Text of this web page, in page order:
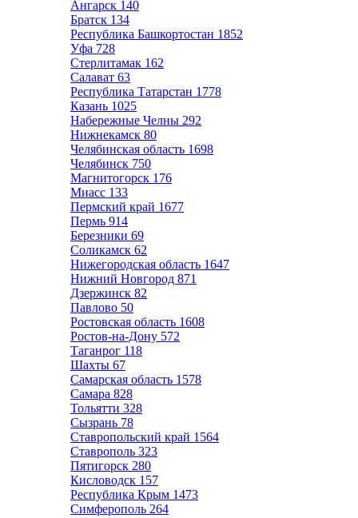
Ангарск 140
Братск 134
Республика Башкортостан 1852
Уфа 728
Стерлитамак 162
Салават 63
Республика Татарстан 1778
Казань 1025
Набережные Челны 292
Нижнекамск 80
Челябинская область 1698
Челябинск 750
Магнитогорск 176
Миасс 133
Пермский край 1677
Пермь 914
Березники 69
Соликамск 62
Нижегородская область 1647
Нижний Новгород 871
Дзержинск 82
Павлово 50
Ростовская область 1608
Ростов-на-Дону 572
Таганрог 118
Шахты 67
Самарская область 1578
Самара 828
Тольятти 328
Сызрань 78
Ставропольский край 1564
Ставрополь 323
Пятигорск 280
Кисловодск 157
Республика Крым 1473
Симферополь 264